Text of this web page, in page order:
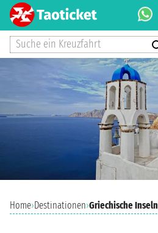
Suche ein Kreuzfahrt
Home›Destinationen›Griechische Inseln